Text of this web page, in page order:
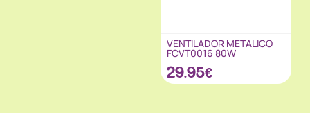
VENTILADOR METALICO
FCVT0016 80W
29.95€